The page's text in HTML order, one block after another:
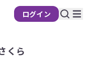
ログイン
くら